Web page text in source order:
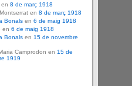
en 8 de març 1918
en 8 de març 1918
Bonals en 6 de maig 1918
en 6 de maig 1918
Bonals en 15 de novembre
Camprodon en 15 de
1919